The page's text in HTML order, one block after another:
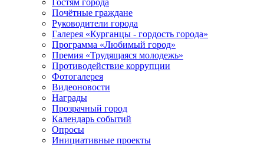
Почётные граждане
Руководители города
Галерея «Курганцы - гордость города»
Программа «Любимый город»
Премия «Трудящаяся молодежь»
Противодействие коррупции
Фотогалерея
Видеоновости
Награды
Прозрачный город
Календарь событий
Опросы
Инициативные проекты